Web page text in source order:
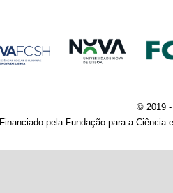
© 2019 -
Financiado pela Fundação para a Ciência